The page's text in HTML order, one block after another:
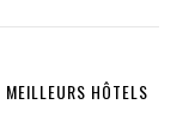
HÔTELS